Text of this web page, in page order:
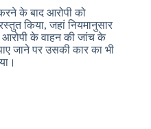
के बाद आरोपी को
किया, जहां नियमानुसार
आरोपी के वाहन की जांच के
जाने पर उसकी कार का भी